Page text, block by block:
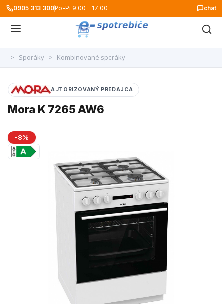
0905 313 300Po-Pi 9:00 - 17:00 chat
> Sporáky > Kombinované sporáky
-8%
AUTORIZOVANÝ PREDAJCA
Mora K 7265 AW6